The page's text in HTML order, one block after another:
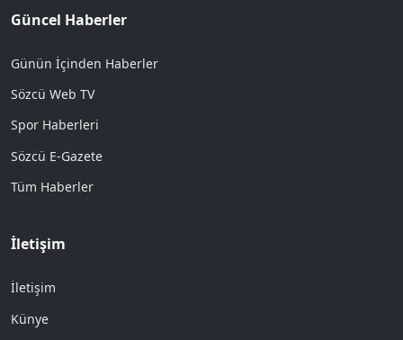
Güncel Haberler
Günün İçinden Haberler
Sözcü Web TV
Spor Haberleri
Sözcü E-Gazete
Tüm Haberler
İletişim
İletişim
Künye